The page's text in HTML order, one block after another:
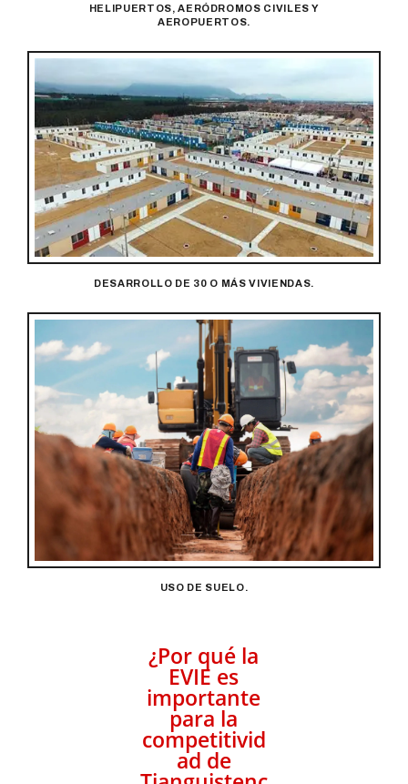
HELIPUERTOS, AERÓDROMOS CIVILES Y
AEROPUERTOS.
DESARROLLO DE 30 O MÁS VIVIENDAS.
USO DE SUELO.
¿Por qué la
EVIE es
importante
para la
competitivid
ad de